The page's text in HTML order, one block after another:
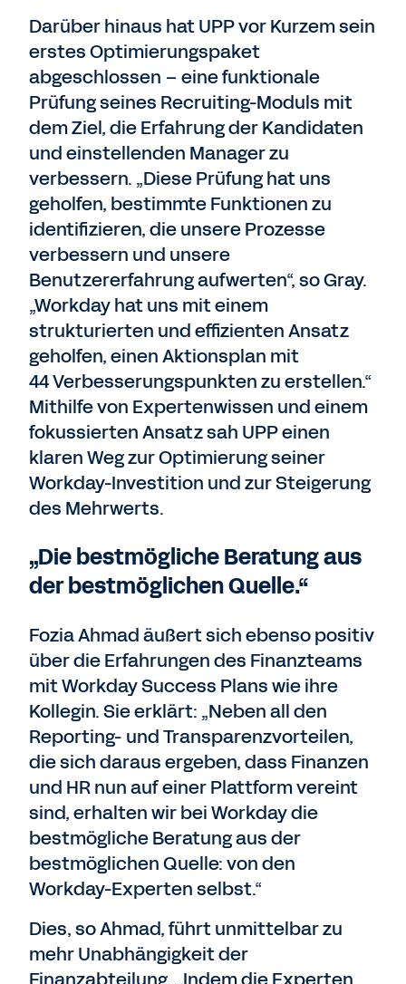
Darüber hinaus hat UPP vor Kurzem sein
erstes Optimierungspaket
abgeschlossen – eine funktionale
Prüfung seines Recruiting-Moduls mit
dem Ziel, die Erfahrung der Kandidaten
und einstellenden Manager zu
verbessern. „Diese Prüfung hat uns
geholfen, bestimmte Funktionen zu
identifizieren, die unsere Prozesse
verbessern und unsere
Benutzererfahrung aufwerten“, so Gray.
„Workday hat uns mit einem
strukturierten und effizienten Ansatz
geholfen, einen Aktionsplan mit
44 Verbesserungspunkten zu erstellen.“
Mithilfe von Expertenwissen und einem
fokussierten Ansatz sah UPP einen
klaren Weg zur Optimierung seiner
Workday-Investition und zur Steigerung
des Mehrwerts.
„Die bestmögliche Beratung aus
der bestmöglichen Quelle.“
Fozia Ahmad äußert sich ebenso positiv
über die Erfahrungen des Finanzteams
mit Workday Success Plans wie ihre
Kollegin. Sie erklärt: „Neben all den
Reporting- und Transparenzvorteilen,
die sich daraus ergeben, dass Finanzen
und HR nun auf einer Plattform vereint
sind, erhalten wir bei Workday die
bestmögliche Beratung aus der
bestmöglichen Quelle: von den
Workday-Experten selbst.“
Dies, so Ahmad, führt unmittelbar zu
mehr Unabhängigkeit der